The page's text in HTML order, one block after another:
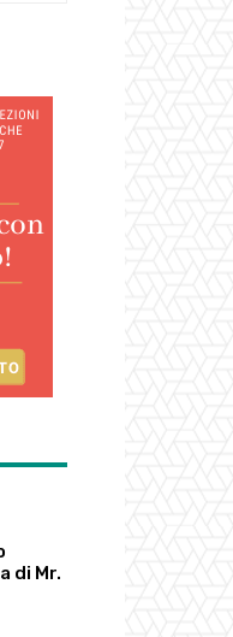
di Mr.